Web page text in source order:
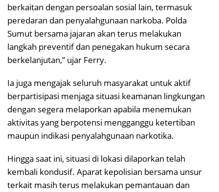
berkaitan dengan persoalan sosial lain, termasuk
peredaran dan penyalahgunaan narkoba. Polda
Sumut bersama jajaran akan terus melakukan
langkah preventif dan penegakan hukum secara
berkelanjutan,” ujar Ferry.
Ia juga mengajak seluruh masyarakat untuk aktif
berpartisipasi menjaga situasi keamanan lingkungan
dengan segera melaporkan apabila menemukan
aktivitas yang berpotensi mengganggu ketertiban
maupun indikasi penyalahgunaan narkotika.
Hingga saat ini, situasi di lokasi dilaporkan telah
kembali kondusif. Aparat kepolisian bersama unsur
terkait masih terus melakukan pemantauan dan